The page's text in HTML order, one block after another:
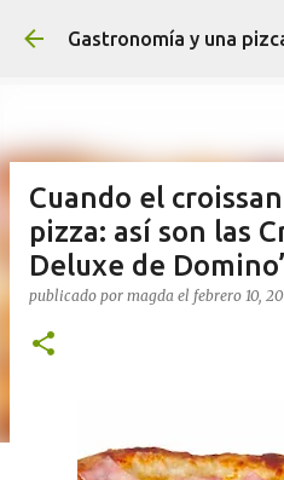
Ir al
Gastronomía y una
Cuando el
pizza: así son las
Deluxe de
publicado por magda el febrero 10,